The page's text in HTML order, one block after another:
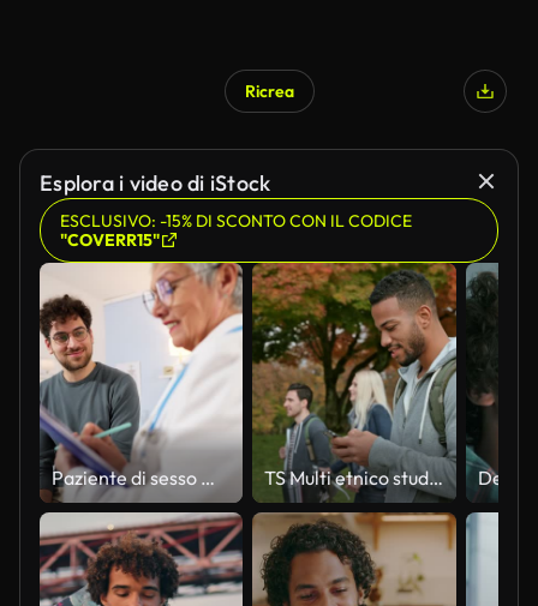
Ricrea
Esplora i video di iStock
ESCLUSIVO: -15% DI SCONTO CON IL CODICE
"COVERR15"
Paziente di sesso maschile che si sottopone a un controllo medico annuale con un medico caucasico anziano, all'ordinazione TS Multi etnico studente maschio sms mentre cammina attraverso un parco